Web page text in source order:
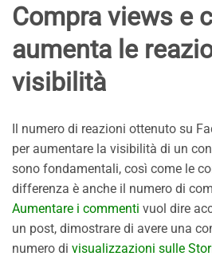
Compra views e
aumenta le
visibilità
Il numero di reazioni ottenuto su
per aumentare la visibilità di un
sono fondamentali, così come le
differenza è anche il numero di
Aumentare i commenti vuol dire
un post, dimostrare di avere una
numero di visualizzazioni sulle